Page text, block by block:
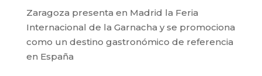
Zaragoza presenta en Madrid la Feria
Internacional de la Garnacha y se promociona
como un destino gastronómico de referencia
en España